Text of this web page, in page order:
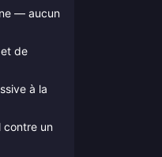
— aucun
de
à la
un